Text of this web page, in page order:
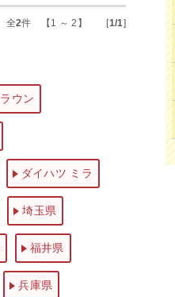
全2件 【1 ～ 2】 [1/1]
ウン
ダイハツ ミラ
埼玉県
福井県
兵庫県